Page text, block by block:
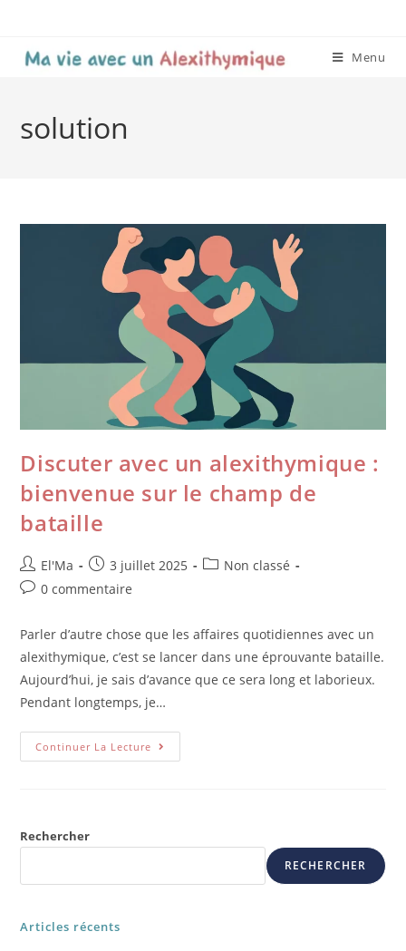
Menu
solution
Discuter avec un alexithymique :
bienvenue sur le champ de
bataille
El'Ma 3 juillet 2025
Non classé
0 commentaire
Parler d’autre chose que les affaires quotidiennes avec un
alexithymique, c’est se lancer dans une éprouvante bataille.
Aujourd’hui, je sais d’avance que ce sera long et laborieux.
Pendant longtemps, je…
Continuer La Lecture
Rechercher
RECHERCHER
Articles récents